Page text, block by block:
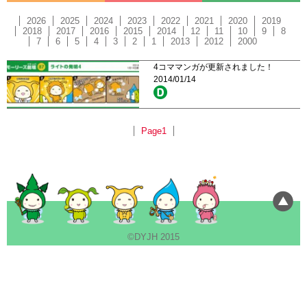
2026 2025 2024 2023 2022 2021 2020
2019
2018
2017 2016 2015 2014 12 11 10 9
8
7
6 5 4 3 2 1 2013 2012 2000
4コママンガが更新されました！
2014/01/14
Page1
©DYJH 2015